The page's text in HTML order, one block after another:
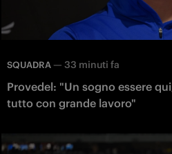
SQUADRA — 33 minuti fa
Provedel: "Un sogno essere
tutto con grande lavoro"